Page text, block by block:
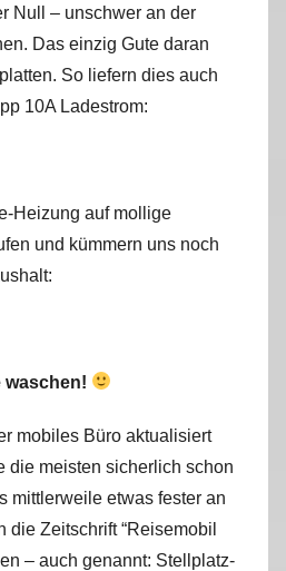
Null – unschwer an der
Das einzig Gute daran
So liefern dies auch
10A Ladestrom:
Heizung auf mollige
und kümmern uns noch
waschen!
mobiles Büro aktualisiert
die meisten sicherlich schon
mittlerweile etwas fester an
die Zeitschrift “Reisemobil
– auch genannt: Stellplatz-